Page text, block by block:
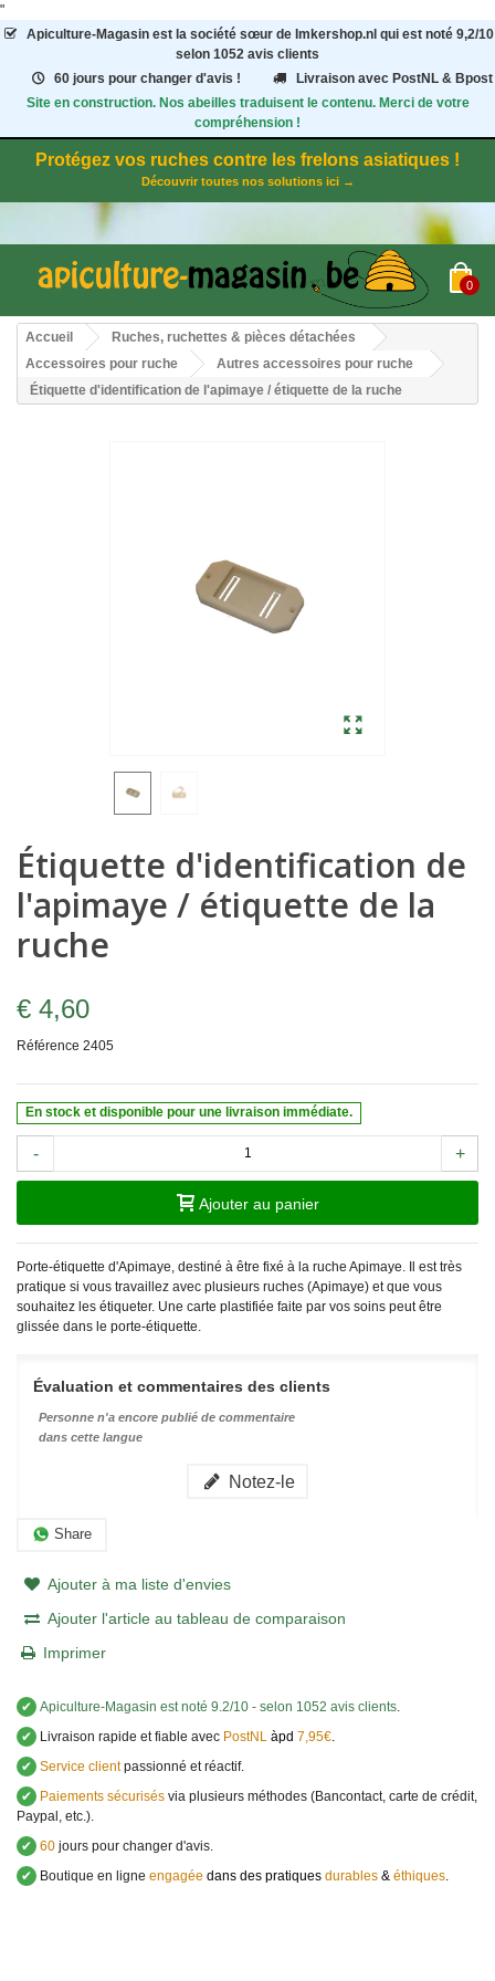
"
Apiculture-Magasinest la société sœur de Imkershop.nl qui est noté 9,2/10
selon 1052 avis clients
60 jours pour changer d'avis !
Livraison avec PostNL & Bpost
Site en construction. Nos abeilles traduisent le contenu. Merci de votre
compréhension !
Protégez vos ruches contre les frelons asiatiques !
Découvrir toutes nos solutions ici →
0
Accueil
Ruches, ruchettes & pièces détachées
Accessoires pour ruche
Autres accessoires pour ruche
Étiquette d'identification de l'apimaye / étiquette de la ruche
Étiquette d'identification de
l'apimaye / étiquette de la
ruche
€ 4,60
Référence 2405
En stock et disponible pour une livraison immédiate.
- +
Ajouter au panier
Porte-étiquette d'Apimaye, destiné à être fixé à la ruche Apimaye. Il est très
pratique si vous travaillez avec plusieurs ruches (Apimaye) et que vous
souhaitez les étiqueter. Une carte plastifiée faite par vos soins peut être
glissée dans le porte-étiquette.
Évaluation et commentaires des clients
Personne n'a encore publié de commentaire
dans cette langue
Notez-le
Share
Ajouter à ma liste d'envies
Ajouter l'article au tableau de comparaison
Imprimer
✔ Apiculture-Magasin est noté 9.2/10 - selon 1052 avis clients
✔
Livraison rapide et fiable avec PostNL àpd 7,95€
✔ Service clientpassionné et réactif.
✔
Paiements sécurisés via plusieurs méthodes (Bancontact, carte de crédit,
Paypal, etc.).
✔ 60 jours pour changer d'avis.
✔
Boutique en ligne engagée dans des pratiques durables & éthiques